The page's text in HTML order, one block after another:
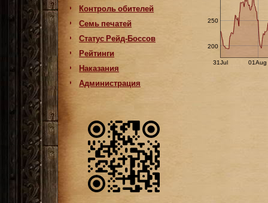
Контроль обителей
Семь печатей
Статус Рейд-Боссов
Рейтинги
Наказания
Администрация
200
250
31Jul 01Aug